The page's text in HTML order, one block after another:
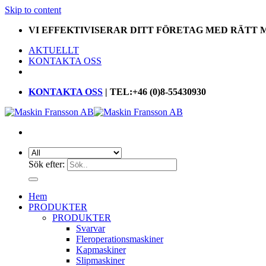
Skip to content
VI EFFEKTIVISERAR DITT FÖRETAG MED RÄTT
AKTUELLT
KONTAKTA OSS
KONTAKTA OSS | TEL:+46 (0)8-55430930
Sök efter:
Hem
PRODUKTER
PRODUKTER
Svarvar
Fleroperationsmaskiner
Kapmaskiner
Slipmaskiner